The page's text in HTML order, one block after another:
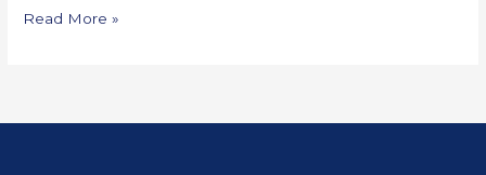
Read More »